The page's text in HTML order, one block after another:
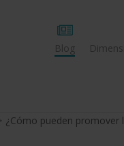
Blog
¿Cómo pueden promover